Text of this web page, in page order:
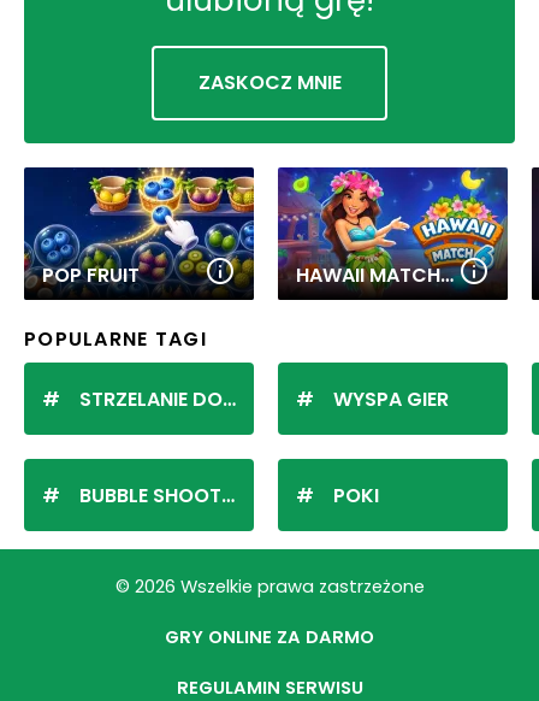
ZASKOCZ MNIE
POP FRUIT HAWAII MATCH 6
POPULARNE TAGI
STRZELANIE DO KULEK
BUBBLE SHOOTER
WYSPA GIER
POKI
© 2026 Wszelkie prawa zastrzeżone
GRY ONLINE ZA DARMO
REGULAMIN SERWISU